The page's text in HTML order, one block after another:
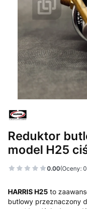
Reduktor
model H25
0.00(Oceny:
HARRIS H25 to
butlowy przeznaczony